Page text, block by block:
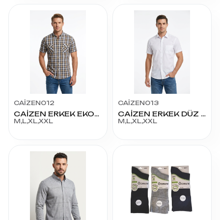
CAİZEN012
CAİZEN ERKEK EKOSE K.KOL KAPAKLI GÖMLEK
M,L,XL,XXL
CAİZEN013
CAİZEN ERKEK DÜZ DAKRON K.KOL KLASİK GÖMLEK
M,L,XL,XXL